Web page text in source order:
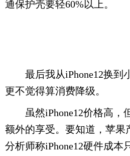
通保护壳要轻60%以上。
最后我从iPhone12换到
更不觉得算消费降级。
虽然iPhone12价格高，
额外的享受。要知道，苹果
分析师称iPhone12硬件成本